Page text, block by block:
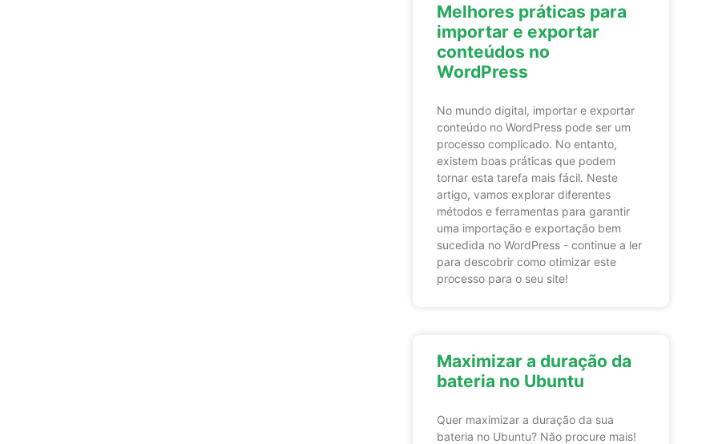
Melhores práticas para
importar e exportar
conteúdos no
WordPress
No mundo digital, importar e exportar
conteúdo no WordPress pode ser um
processo complicado. No entanto,
existem boas práticas que podem
tornar esta tarefa mais fácil. Neste
artigo, vamos explorar diferentes
métodos e ferramentas para garantir
uma importação e exportação bem
sucedida no WordPress - continue a ler
para descobrir como otimizar este
processo para o seu site!
Maximizar a duração da
bateria no Ubuntu
Quer maximizar a duração da sua
bateria no Ubuntu? Não procure mais!